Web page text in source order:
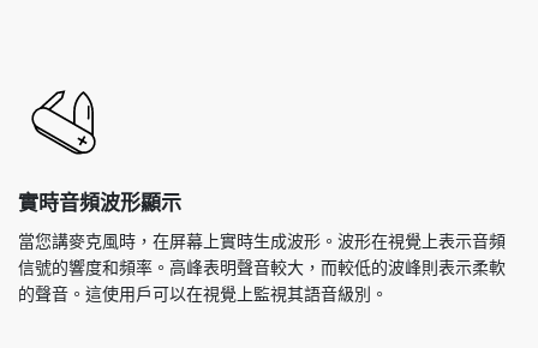
實時音頻波形顯示
當您講麥克風時，在屏幕上實時生成波形。波形在視覺上表示音頻
信號的響度和頻率。高峰表明聲音較大，而較低的波峰則表示柔軟
的聲音。這使用戶可以在視覺上監視其語音級別。